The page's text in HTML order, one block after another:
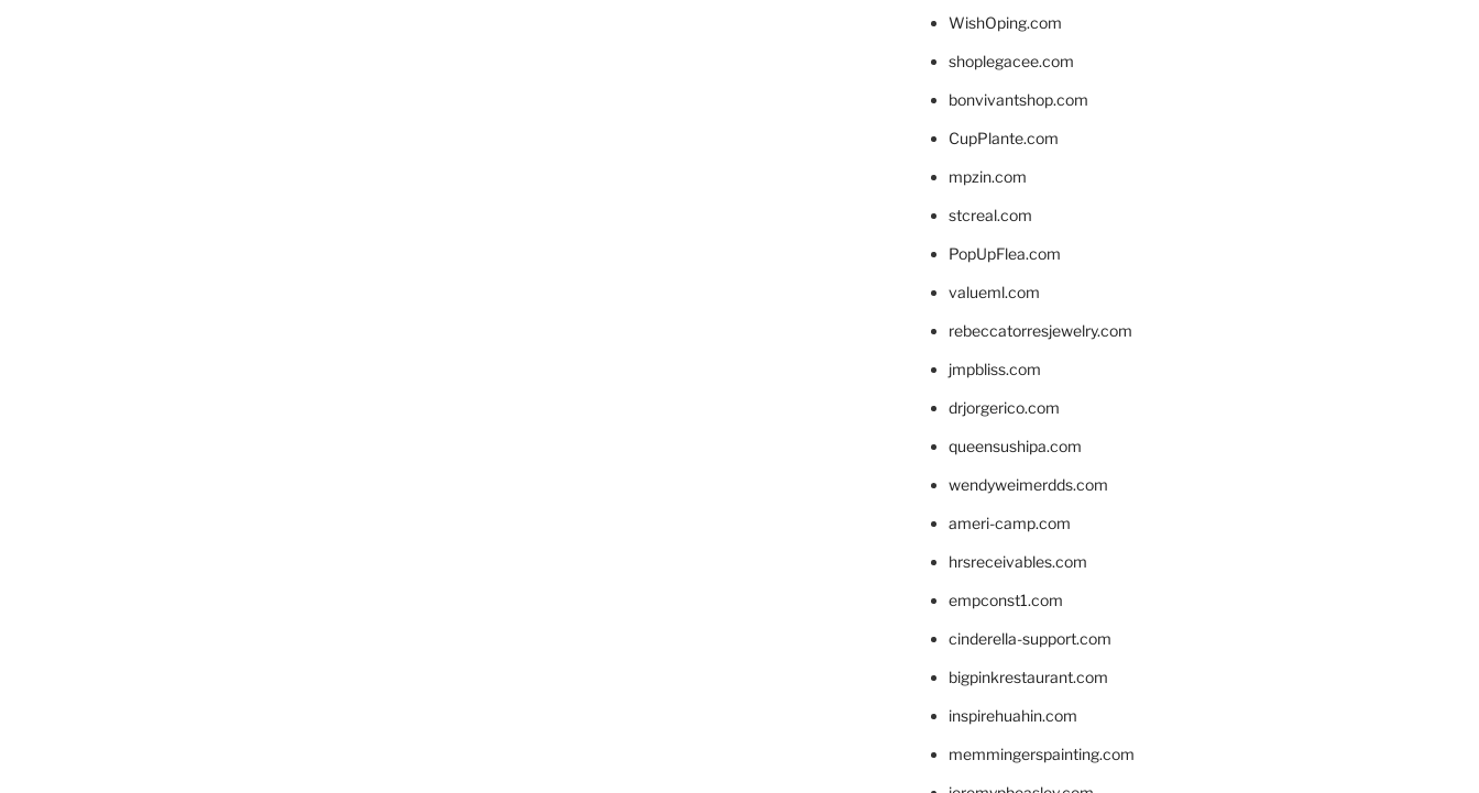
WishOping.com
shoplegacee.com
bonvivantshop.com
CupPlante.com
mpzin.com
stcreal.com
PopUpFlea.com
valueml.com
rebeccatorresjewelry.com
jmpbliss.com
drjorgerico.com
queensushipa.com
wendyweimerdds.com
ameri-camp.com
hrsreceivables.com
empconst1.com
cinderella-support.com
bigpinkrestaurant.com
inspirehuahin.com
memmingerspainting.com